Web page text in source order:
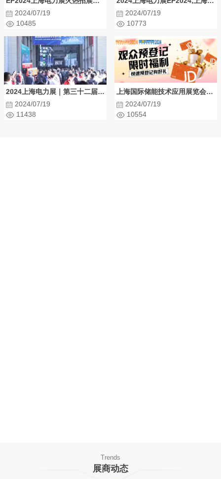
2024/07/19
10485
2024/07/19
10773
2024上海电力展｜第三十二届中国国际电力设备及技术展览会时间
2024/07/19
11438
上海国际储能技术应用展览会预登记福利开启，100元京东卡限时派送
2024/07/19
10554
Trends
展商动态